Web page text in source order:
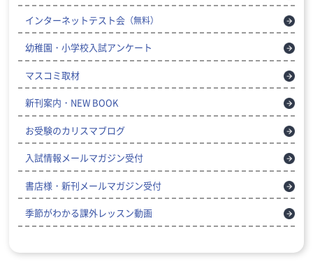
インターネットテスト会 （無料）
幼稚園・小学校入試アンケート
マスコミ取材
新刊案内・NEW BOOK
お受験のカリスマブログ
入試情報メールマガジン受付
書店様・新刊メールマガジン受付
季節がわかる課外レッスン動画